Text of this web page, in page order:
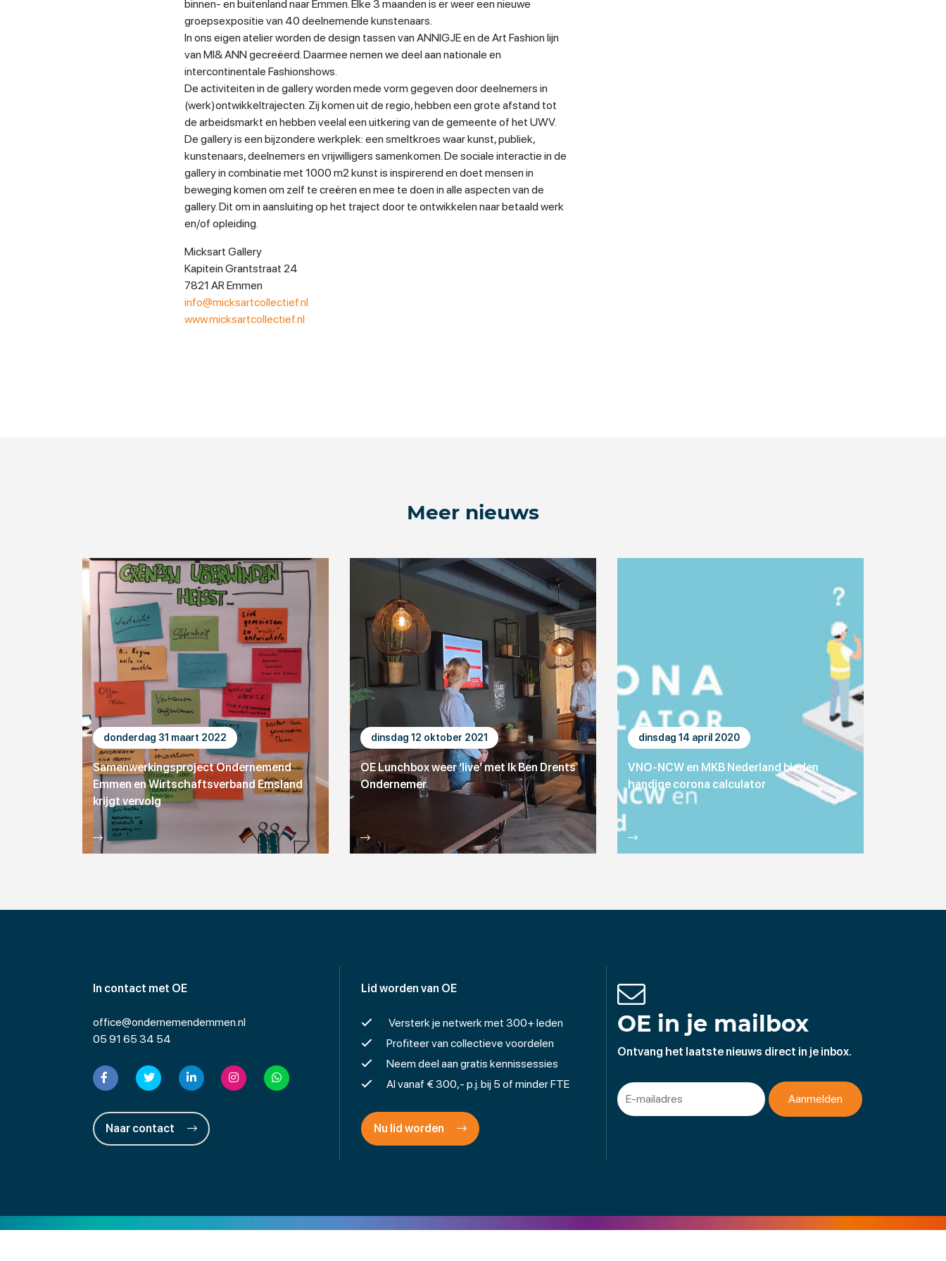
binnen- en buitenland naar Emmen. Elke 3 maanden is er weer een nieuwe
groepsexpositie van 40 deelnemende kunstenaars.
In ons eigen atelier worden de design tassen van ANNIGJE en de Art Fashion lijn
van MI& ANN gecreëerd. Daarmee nemen we deel aan nationale en
intercontinentale Fashionshows.
De activiteiten in de gallery worden mede vorm gegeven door deelnemers in
(werk)ontwikkeltrajecten. Zij komen uit de regio, hebben een grote afstand tot
de arbeidsmarkt en hebben veelal een uitkering van de gemeente of het UWV.
De gallery is een bijzondere werkplek: een smeltkroes waar kunst, publiek,
kunstenaars, deelnemers en vrijwilligers samenkomen. De sociale interactie in de
gallery in combinatie met 1000 m2 kunst is inspirerend en doet mensen in
beweging komen om zelf te creëren en mee te doen in alle aspecten van de
gallery. Dit om in aansluiting op het traject door te ontwikkelen naar betaald werk
en/of opleiding.
Micksart Gallery
Kapitein Grantstraat 24
7821 AR Emmen
info@micksartcollectief.nl
www.micksartcollectief.nl
Meer nieuws
donderdag 31 maart 2022
Samenwerkingsproject Ondernemend
Emmen en Wirtschaftsverband Emsland
krijgt vervolg
dinsdag 12 oktober 2021
OE Lunchbox weer ‘live’ met Ik Ben Drents
Ondernemer
dinsdag 14 april 2020
VNO-NCW en MKB Nederland bieden
handige corona calculator
In contact met OE
office@ondernemendemmen.nl
05 91 65 34 54
Naar contact
Lid worden van OE
Versterk je netwerk met 300+ leden
Profiteer van collectieve voordelen
Neem deel aan gratis kennissessies
Al vanaf € 300,- p.j. bij 5 of minder FTE
Nu lid worden
OE in je mailbox
Ontvang het laatste nieuws direct in je inbox.